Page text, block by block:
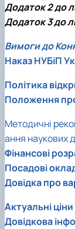
Додаток 2 до
Додаток 3 до
Вимоги до
Наказ НУБіП
Політика
Положення
Методичні
ання наукових
Фінансові
Посадові
Довідка про
Актуальні
Довідкова